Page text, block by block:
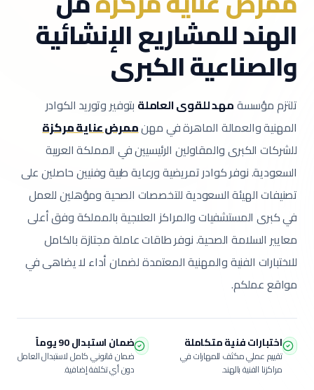
الهند للمشاريع الإنشائية
والصناعية الكبرى
تلتزم مؤسسةمهد للقوى العاملة بتوفير وتوريد الكوادر
المهنية والعمالة الماهرة في مهنممرض عناية مركزة
للشركات الكبرى والمقاولين الرئيسيين في المملكة العربية
السعودية.نوفر كوادر تمريضية ورعاية طبية وفنيين حاصلين على
تصنيفات الهيئة السعودية للتخصصات الصحية ومؤهلين للعمل
في كبرى المستشفيات والمراكز العلاجية بالمملكة وفق أعلى
معايير السلامة الصحية.نوفر طاقات عاملة مجتازة بالكامل
للاختبارات الفنية والمهنية المعتمدة لضمان أداء لا يضاهى في
مواقع عملكم.
اختبارات فنية متكاملة
تقييم عملي مكثف للمهارات في
مراكزنا الفنية بالهند.
ضمان استبدال 90 يوماً
ضمان قانوني كامل لاستبدال العامل
دون أي تكلفة إضافية.